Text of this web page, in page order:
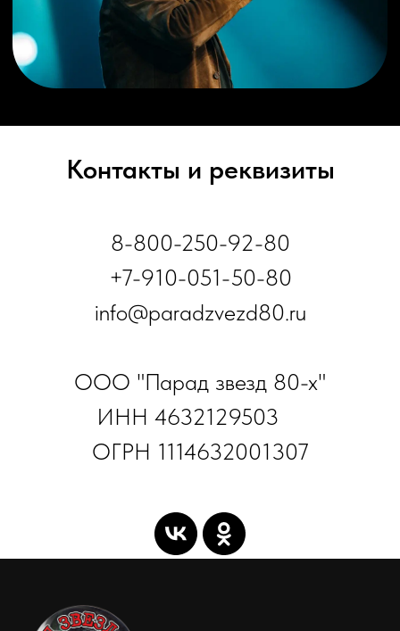
Контакты и реквизиты
8-800-250-92-80
+7-910-051-50-80
info@paradzvezd80.ru
ООО "Парад звезд 80-х"
ИНН 4632129503
ОГРН 1114632001307